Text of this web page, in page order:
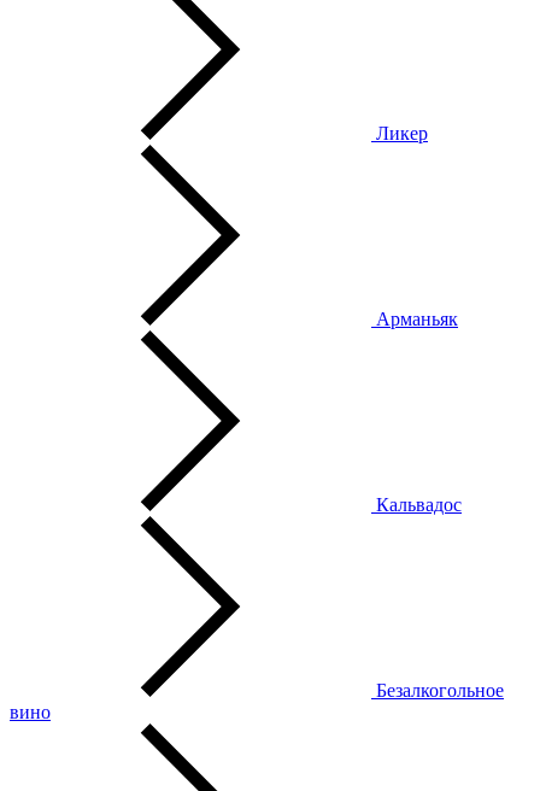
Ликер
Арманьяк
Кальвадос
Безалкогольное
вино